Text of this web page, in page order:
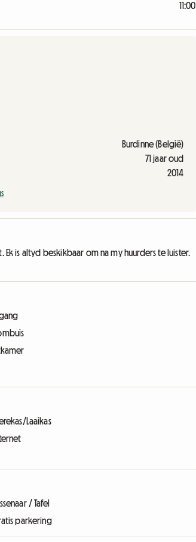
11:00
Burdinne (België)
71 jaar oud
2014
is altyd beskikbaar om na my huurders te luister.
Laaikas
/ Tafel
parkering